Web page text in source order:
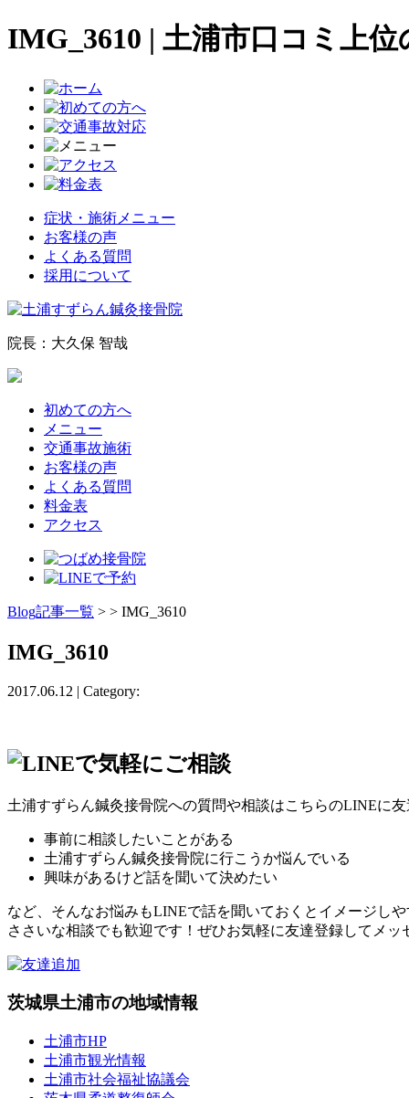
IMG_3610 | 土浦市口コミ上
症状・施術メニュー
お客様の声
よくある質問
採用について
院長：大久保 智哉
初めての方へ
メニュー
交通事故施術
お客様の声
よくある質問
料金表
アクセス
Blog記事一覧 > > IMG_3610
IMG_3610
2017.06.12 | Category:
土浦すずらん鍼灸接骨院への質問や相談はこちらのLINEに
事前に相談したいことがある
土浦すずらん鍼灸接骨院に行こうか悩んでいる
興味があるけど話を聞いて決めたい
など、そんなお悩みもLINEで話を聞いておくとイメージしや
ささいな相談でも歓迎です！ぜひお気軽に友達登録してメッ
茨城県土浦市の地域情報
土浦市HP
土浦市観光情報
土浦市社会福祉協議会